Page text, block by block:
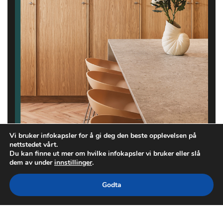
Vi bruker infokapsler for å gi deg den beste opplevelsen på
nettstedet vårt.
Du kan finne ut mer om hvilke infokapsler vi bruker eller slå
dem av underinnstillinger.
Godta